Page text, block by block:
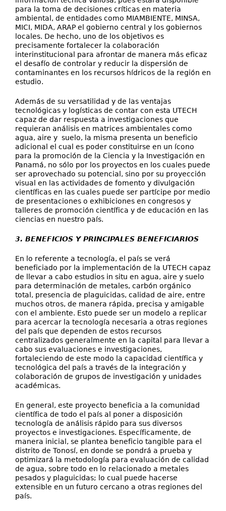
para la toma de decisiones críticas en materia
ambiental, de entidades como MIAMBIENTE, MINSA,
MICI, MIDA, ARAP el gobierno central y los gobiernos
locales. De hecho, uno de los objetivos es
precisamente fortalecer la colaboración
interinstitucional para afrontar de manera más eficaz
el desafío de controlar y reducir la dispersión de
contaminantes en los recursos hídricos de la región en
estudio.
Además de su versatilidad y de las ventajas
tecnológicas y logísticas de contar con esta UTECH
capaz de dar respuesta a investigaciones que
requieran análisis en matrices ambientales como
agua, aire y suelo, la misma presenta un beneficio
adicional el cual es poder constituirse en un ícono
para la promoción de la Ciencia y la Investigación en
Panamá, no sólo por los proyectos en los cuales puede
ser aprovechado su potencial, sino por su proyección
visual en las actividades de fomento y divulgación
científicas en las cuales puede ser partícipe por medio
de presentaciones o exhibiciones en congresos y
talleres de promoción científica y de educación en las
ciencias en nuestro país.
3. BENEFICIOS Y PRINCIPALES BENEFICIARIOS
En lo referente a tecnología, el país se verá
beneficiado por la implementación de la UTECH capaz
de llevar a cabo estudios in situ en agua, aire y suelo
para determinación de metales, carbón orgánico
total, presencia de plaguicidas, calidad de aire, entre
muchos otros, de manera rápida, precisa y amigable
con el ambiente. Esto puede ser un modelo a replicar
para acercar la tecnología necesaria a otras regiones
del país que dependen de estos recursos
centralizados generalmente en la capital para llevar a
cabo sus evaluaciones e investigaciones,
fortaleciendo de este modo la capacidad científica y
tecnológica del país a través de la integración y
colaboración de grupos de investigación y unidades
académicas.
En general, este proyecto beneficia a la comunidad
científica de todo el país al poner a disposición
tecnología de análisis rápido para sus diversos
proyectos e investigaciones. Específicamente, de
manera inicial, se plantea beneficio tangible para el
distrito de Tonosí, en donde se pondrá a prueba y
optimizará la metodología para evaluación de calidad
de agua, sobre todo en lo relacionado a metales
pesados y plaguicidas; lo cual puede hacerse
extensible en un futuro cercano a otras regiones del
país.